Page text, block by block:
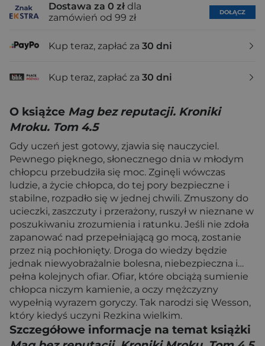
Dostawa za 0 zł dla
zamówień od 99 zł
DOŁĄCZ
Kup teraz, zapłać za 30 dni
Kup teraz, zapłać za 30 dni
O książce Mag bez reputacji. Kroniki
Mroku. Tom 4.5
Gdy uczeń jest gotowy, zjawia się nauczyciel.
Pewnego pięknego, słonecznego dnia w młodym
chłopcu przebudziła się moc. Zginęli wówczas
ludzie, a życie chłopca, do tej pory bezpieczne i
stabilne, rozpadło się w jednej chwili. Zmuszony do
ucieczki, zaszczuty i przerażony, ruszył w nieznane w
poszukiwaniu zrozumienia i ratunku. Jeśli nie zdoła
zapanować nad przepełniającą go mocą, zostanie
przez nią pochłonięty. Droga do wiedzy będzie
jednak niewyobrażalnie bolesna, niebezpieczna i…
pełna kolejnych ofiar. Ofiar, które obciążą sumienie
chłopca niczym kamienie, a oczy mężczyzny
wypełnią wyrazem goryczy. Tak narodzi się Wesson,
który kiedyś uczyni Rezkina wielkim.
Szczegółowe informacje na temat książki